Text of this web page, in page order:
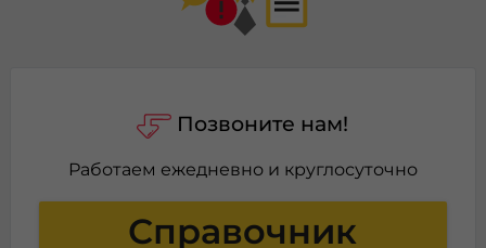
Позвоните нам!
Работаем ежедневно и круглосуточно
Справочник